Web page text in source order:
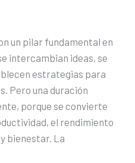
un pilar fundamental en
intercambian ideas, se
estrategias para
Pero una duración
porque se convierte
el rendimiento
bienestar. La